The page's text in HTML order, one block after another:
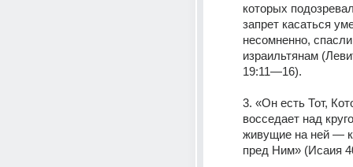
которых
запрет касаться
несомненно,
израильтянам
19:11—16).
3. «Он есть Тот,
восседает над
живущие на ней —
пред Ним» (Исаия